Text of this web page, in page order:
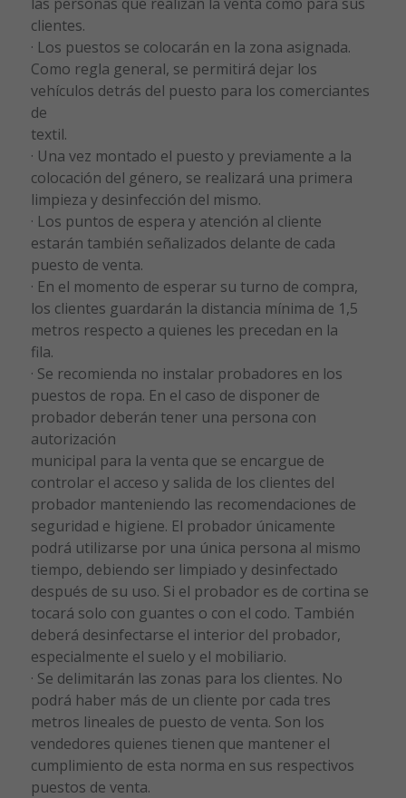
clientes.
· Los puestos se colocarán en la zona asignada.
Como regla general, se permitirá dejar los
vehículos detrás del puesto para los comerciantes
de
textil.
· Una vez montado el puesto y previamente a la
colocación del género, se realizará una primera
limpieza y desinfección del mismo.
· Los puntos de espera y atención al cliente
estarán también señalizados delante de cada
puesto de venta.
· En el momento de esperar su turno de compra,
los clientes guardarán la distancia mínima de 1,5
metros respecto a quienes les precedan en la
fila.
· Se recomienda no instalar probadores en los
puestos de ropa. En el caso de disponer de
probador deberán tener una persona con
autorización
municipal para la venta que se encargue de
controlar el acceso y salida de los clientes del
probador manteniendo las recomendaciones de
seguridad e higiene. El probador únicamente
podrá utilizarse por una única persona al mismo
tiempo, debiendo ser limpiado y desinfectado
después de su uso. Si el probador es de cortina se
tocará solo con guantes o con el codo. También
deberá desinfectarse el interior del probador,
especialmente el suelo y el mobiliario.
· Se delimitarán las zonas para los clientes. No
podrá haber más de un cliente por cada tres
metros lineales de puesto de venta. Son los
vendedores quienes tienen que mantener el
cumplimiento de esta norma en sus respectivos
puestos de venta.